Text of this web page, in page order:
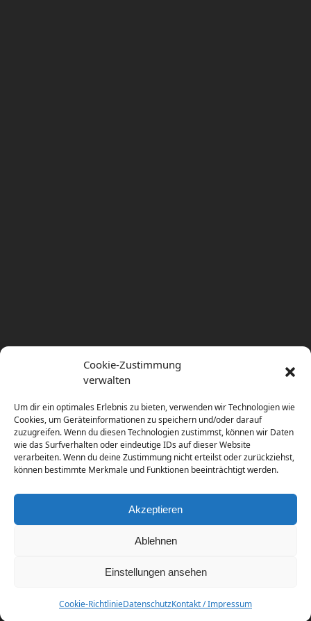
Cookie-Zustimmung
verwalten
Um dir ein optimales Erlebnis zu bieten, verwenden wir Technologien wie
Cookies, um Geräteinformationen zu speichern und/oder darauf
zuzugreifen. Wenn du diesen Technologien zustimmst, können wir Daten
wie das Surfverhalten oder eindeutige IDs auf dieser Website
verarbeiten. Wenn du deine Zustimmung nicht erteilst oder zurückziehst,
können bestimmte Merkmale und Funktionen beeinträchtigt werden.
Akzeptieren
Ablehnen
Einstellungen ansehen
Cookie-RichtlinieDatenschutzKontakt / Impressum
Reserved